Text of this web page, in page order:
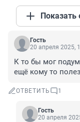
Показать
Гость
20 апреля 2025,
К то бы мог
ещё кому то
ОТВЕТИТЬ 1
Гость
20 апреля